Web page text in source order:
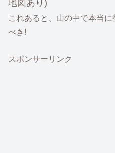
地図あり)
これあると、山の中で本当
べき!
スポンサーリンク